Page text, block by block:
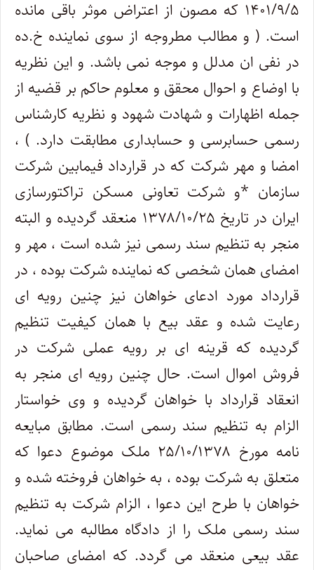
۱۴۰۱/۹/۵ که مصون از اعتراض موثر باقی مانده
است. ( و مطالب مطروجه از سوی نماینده خ.ده
در نفی ان مدلل و موجه نمی باشد. و این نظریه
با اوضاع و احوال محقق و معلوم حاکم بر قضیه از
جمله اظهارات و شهادت شهود و نظریه کارشناس
رسمی حسابرسی و حسابداری مطابقت دارد. ) ،
امضا و مهر شرکت که در قرارداد فیمابین شرکت
سازمان *و شرکت تعاونی مسکن تراکتورسازی
ایران در تاریخ ۱۳۷۸/۱۰/۲۵ منعقد گردیده و البته
منجر به تنظیم سند رسمی نیز شده است ، مهر و
امضای همان شخصی که نماینده شرکت بوده ، در
قرارداد مورد ادعای خواهان نیز چنین رویه ای
رعایت شده و عقد بیع با همان کیفیت تنظیم
گردیده که قرینه ای بر رویه عملی شرکت در
فروش اموال است. حال چنین رویه ای منجر به
انعقاد قرارداد با خواهان گردیده و وی خواستار
الزام به تنظیم سند رسمی است. مطابق مبایعه
نامه مورخ ۲۵/۱۰/۱۳۷۸ ملک موضوع دعوا که
متعلق به شرکت بوده ، به خواهان فروخته شده و
خواهان با طرح این دعوا ، الزام شرکت به تنظیم
سند رسمی ملک را از دادگاه مطالبه می نماید.
عقد بیعی منعقد می گردد. که امضای صاحبان